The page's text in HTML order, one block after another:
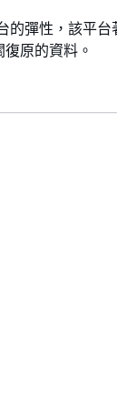
的彈性，該平台
原的資料。